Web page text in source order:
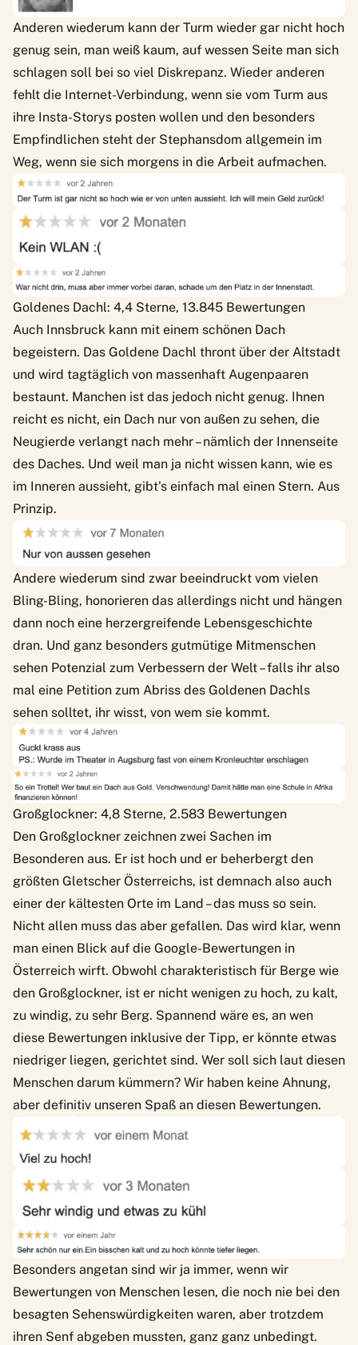
Anderen wiederum kann der Turm wieder gar nicht hoch
genug sein, man weiß kaum, auf wessen Seite man sich
schlagen soll bei so viel Diskrepanz. Wieder anderen
fehlt die Internet-Verbindung, wenn sie vom Turm aus
ihre Insta-Storys posten wollen und den besonders
Empfindlichen steht der Stephansdom allgemein im
Weg, wenn sie sich morgens in die Arbeit aufmachen.
Goldenes Dachl: 4,4 Sterne, 13.845 Bewertungen
Auch Innsbruck kann mit einem schönen Dach
begeistern. Das Goldene Dachl thront über der Altstadt
und wird tagtäglich von massenhaft Augenpaaren
bestaunt. Manchen ist das jedoch nicht genug. Ihnen
reicht es nicht, ein Dach nur von außen zu sehen, die
Neugierde verlangt nach mehr – nämlich der Innenseite
des Daches. Und weil man ja nicht wissen kann, wie es
im Inneren aussieht, gibt’s einfach mal einen Stern. Aus
Prinzip.
Andere wiederum sind zwar beeindruckt vom vielen
Bling-Bling, honorieren das allerdings nicht und hängen
dann noch eine herzergreifende Lebensgeschichte
dran. Und ganz besonders gutmütige Mitmenschen
sehen Potenzial zum Verbessern der Welt – falls ihr also
mal eine Petition zum Abriss des Goldenen Dachls
sehen solltet, ihr wisst, von wem sie kommt.
Großglockner: 4,8 Sterne, 2.583 Bewertungen
Den Großglockner zeichnen zwei Sachen im
Besonderen aus. Er ist hoch und er beherbergt den
größten Gletscher Österreichs, ist demnach also auch
einer der kältesten Orte im Land – das muss so sein.
Nicht allen muss das aber gefallen. Das wird klar, wenn
man einen Blick auf die Google-Bewertungen in
Österreich wirft. Obwohl charakteristisch für Berge wie
den Großglockner, ist er nicht wenigen zu hoch, zu kalt,
zu windig, zu sehr Berg. Spannend wäre es, an wen
diese Bewertungen inklusive der Tipp, er könnte etwas
niedriger liegen, gerichtet sind. Wer soll sich laut diesen
Menschen darum kümmern? Wir haben keine Ahnung,
aber definitiv unseren Spaß an diesen Bewertungen.
Besonders angetan sind wir ja immer, wenn wir
Bewertungen von Menschen lesen, die noch nie bei den
besagten Sehenswürdigkeiten waren, aber trotzdem
ihren Senf abgeben mussten, ganz ganz unbedingt.